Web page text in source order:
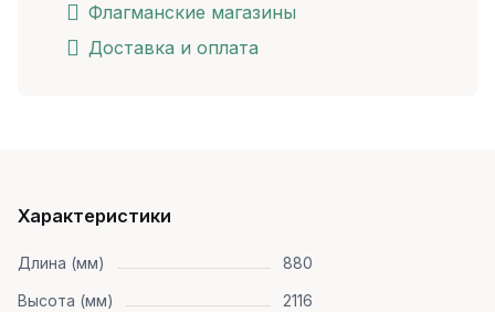
Флагманские магазины
Доставка и оплата
Характеристики
Длина (мм)
880
Высота (мм)
2116